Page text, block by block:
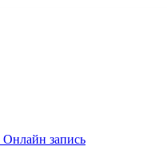
Онлайн запись